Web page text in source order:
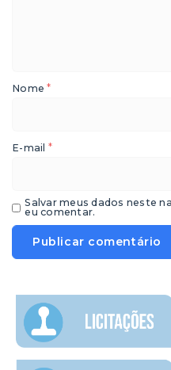
Nome*
E-mail *
Salvar meus dados neste
eu comentar.